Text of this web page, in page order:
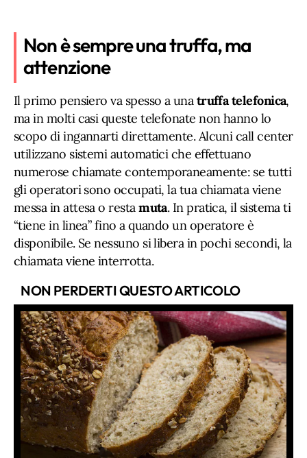
Non è sempre una truffa, ma
attenzione
Il primo pensiero va spesso a unatruffa telefonica,
ma in molti casi queste telefonate non hanno lo
scopo di ingannarti direttamente. Alcuni call center
utilizzano sistemi automatici che effettuano
numerose chiamate contemporaneamente: se tutti
gli operatori sono occupati, la tua chiamata viene
messa in attesa o restamuta. In pratica, il sistema ti
“tiene in linea” fino a quando un operatore è
disponibile. Se nessuno si libera in pochi secondi, la
chiamata viene interrotta.
NON PERDERTI QUESTO ARTICOLO